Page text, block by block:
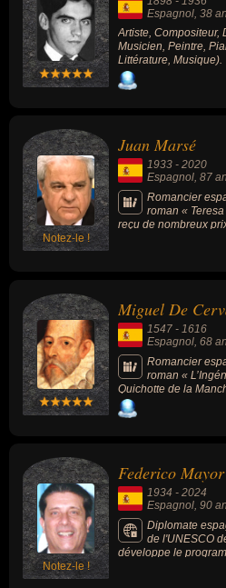
Espagnol , 38
Artiste, Compositeur,
Musicien, Peintre,
Littérature, Musique).
Notez-le !
Juan Marsé
1933 - 2020
Espagnol, 87
Romancier
roman «
reçu de nombreux
en 1978 pour « La
Miguel De
1547 - 1616
Espagnol, 68
Romancier
roman «
Quichotte de la
comme le premier
parodie grandiose
la littérature
Notez-le !
Federico
1934 - 2024
Espagnol, 90
Diplomate
de l'UNESCO
développe le
et obtient que
Nations Unies